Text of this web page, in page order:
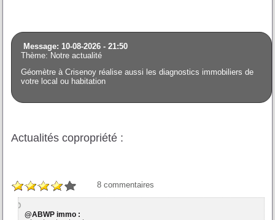
Message: 10-08-2026 - 21:50
Thème: Notre actualité
Géomètre à Crisenoy réalise aussi les diagnostics immobiliers de
votre local ou habitation
Actualités copropriété :
8 commentaires
@ABWP immo :